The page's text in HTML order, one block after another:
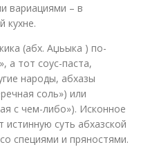
вариациями – в
кухне.
(абх. Аџьыка ) по-
а тот соус-паста,
народы, абхазы
соль») или
с чем-либо»). Исконное
суть абхазской
специями и пряностями.